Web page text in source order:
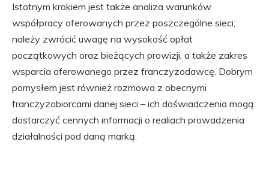
Istotnym krokiem jest także analiza warunków
współpracy oferowanych przez poszczególne sieci;
należy zwrócić uwagę na wysokość opłat
początkowych oraz bieżących prowizji, a także zakres
wsparcia oferowanego przez franczyzodawcę. Dobrym
pomysłem jest również rozmowa z obecnymi
franczyzobiorcami danej sieci – ich doświadczenia mogą
dostarczyć cennych informacji o realiach prowadzenia
działalności pod daną marką.